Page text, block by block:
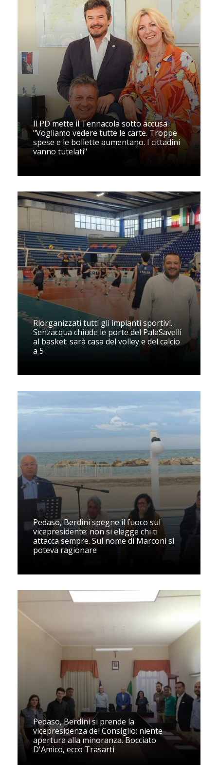
Il PD mette il Tennacola sotto accusa:
"Vogliamo vedere tutte le carte. Troppe
spese e le bollette aumentano. I cittadini
vanno tutelati"
Riorganizzati tutti gli impianti sportivi.
Senzacqua chiude le porte del PalaSavelli
al basket: sarà casa del volley e del calcio
a 5
Pedaso, Berdini spegne il fuoco sul
vicepresidente: non si elegge chi ti
attacca sempre. Sul nome di Marconi si
poteva ragionare
Pedaso, Berdini si prende la
vicepresidenza del Consiglio: niente
apertura alla minoranza. Bocciato
D'Amico, ecco Trasarti